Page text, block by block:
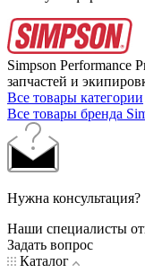
Simpson Performance
запчастей и
Все товары категории
Все товары бренда
Нужна консультация?
Наши специалисты
Задать вопрос
Каталог